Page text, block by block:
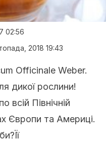
02:56
2018 19:43
Officinale Weber.
дикої рослини!
всій Північній
Європи та Америці.
Її